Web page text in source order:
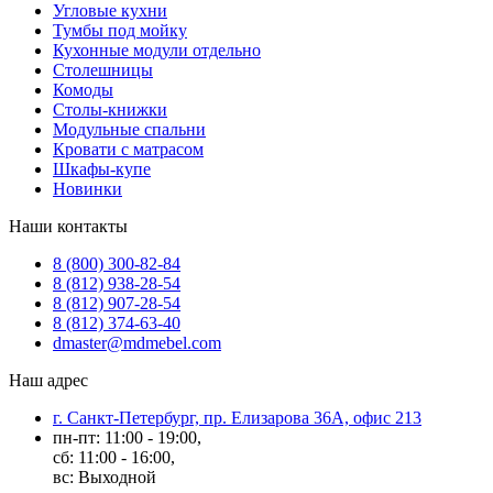
Угловые кухни
Тумбы под мойку
Кухонные модули отдельно
Столешницы
Комоды
Столы-книжки
Модульные спальни
Кровати с матрасом
Шкафы-купе
Новинки
Наши контакты
8 (800) 300-82-84
8 (812) 938-28-54
8 (812) 907-28-54
8 (812) 374-63-40
dmaster@mdmebel.com
Наш адрес
г. Санкт-Петербург, пр. Елизарова 36А, офис 213
пн-пт: 11:00 - 19:00,
сб: 11:00 - 16:00,
вс: Выходной